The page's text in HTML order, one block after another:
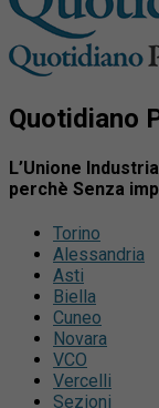
Quotidiano
L’Unione
perchè Senza
Torino
Alessandria
Asti
Biella
Cuneo
Novara
VCO
Vercelli
Sezioni